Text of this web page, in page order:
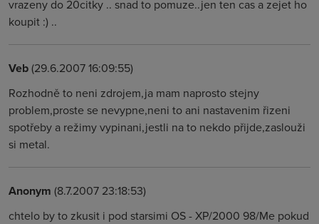
vrazeny do 20citky .. snad to pomuze..jen ten cas a zejet ho
koupit :) ..
Veb(29.6.2007 16:09:55)
Rozhodně to neni zdrojem,ja mam naprosto stejny
problem,proste se nevypne,neni to ani nastavenim řizeni
spotřeby a režimy vypinani,jestli na to nekdo přijde,zaslouži
si metal.
Anonym (8.7.2007 23:18:53)
chtelo by to zkusit i pod starsimi OS - XP/2000 98/Me pokud